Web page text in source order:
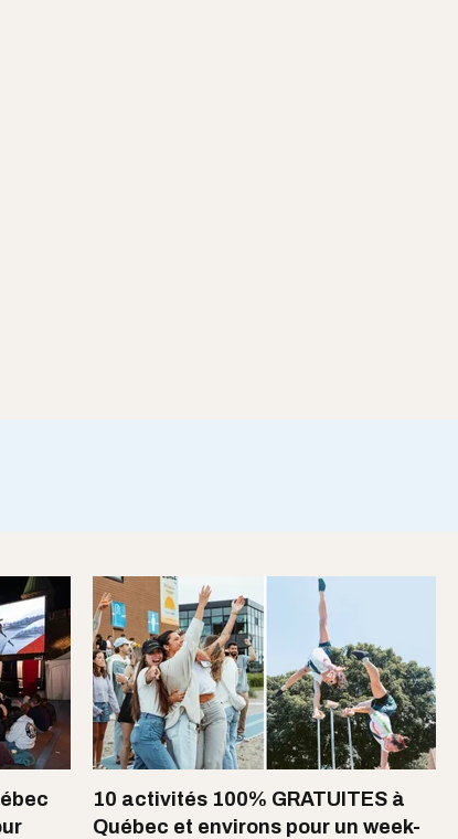
10 activités 100% GRATUITES à
Québec et environs pour un week-